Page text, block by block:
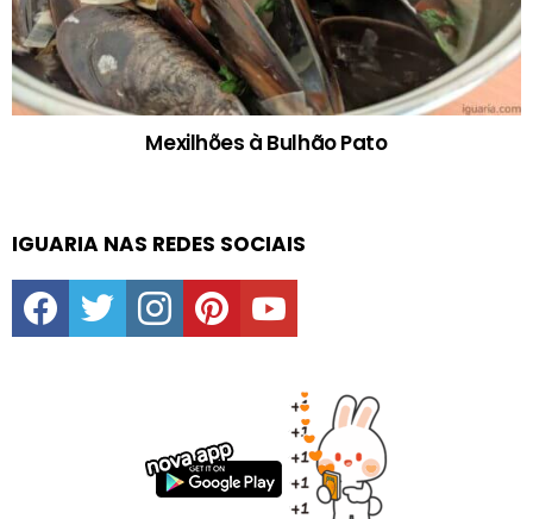
Mexilhões à Bulhão Pato
IGUARIA NAS REDES SOCIAIS
facebooktwitter instagrampinterestyoutube